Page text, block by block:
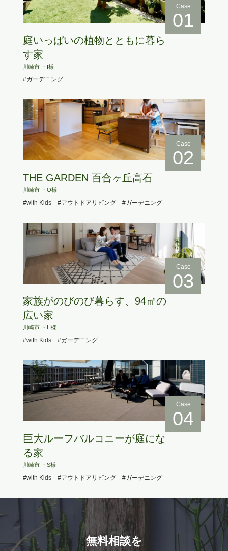
Case
01
庭いっぱいの植物とともに暮ら
す家
川崎市 ・I様
#ガーデニング
Case
02
THE GARDEN 百合ヶ丘高石
川崎市 ・O様
#with Kids #アウトドアリビング #ガーデニング
Case
03
家族がのびのび暮らす、94㎡の
広い家
川崎市 ・H様
#with Kids #ガーデニング
Case
04
巨大ルーフバルコニーが庭にな
る家
川崎市 ・S様
#with Kids #アウトドアリビング #ガーデニング
無料相談を